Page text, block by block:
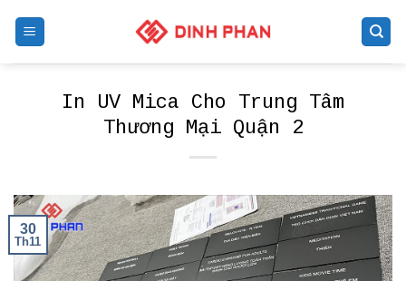
In UV Mica Cho Trung Tâm
Thương Mại Quận 2
30
Th11